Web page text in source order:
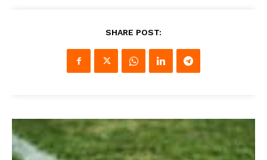
SHARE POST: